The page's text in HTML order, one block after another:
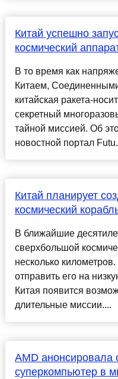
Китай успешно
космический
В то время как
Китаем,
китайская ракета-
секретный
тайной миссией. Об
новостной портал
Китай планирует
космический
В ближайшие
сверхбольшой
несколько
отправить его на
Китая появится
длительные миссии....
AMD
суперкомпьютер в